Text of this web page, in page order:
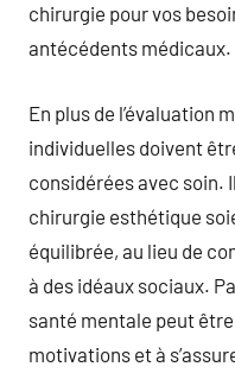
chirurgie pour vos
antécédents médicaux.
En plus de l’évaluation
individuelles doivent
considérées avec soin.
chirurgie esthétique
équilibrée, au lieu de
à des idéaux sociaux.
santé mentale peut
motivations et à